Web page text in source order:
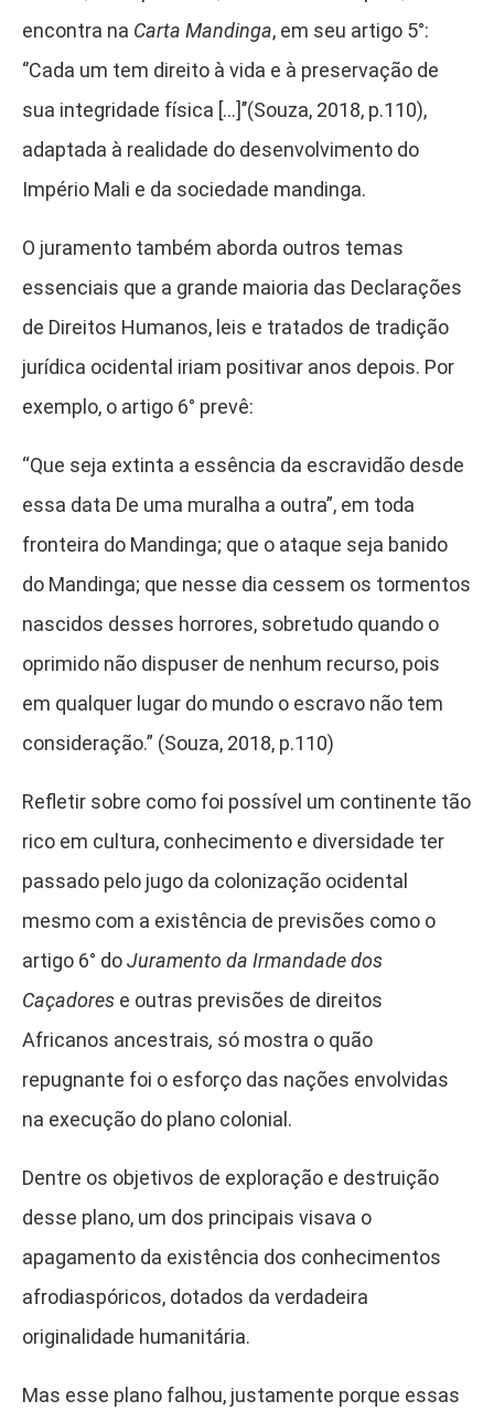
encontra na Carta Mandinga, em seu artigo 5°:
‘’Cada um tem direito à vida e à preservação de
sua integridade física […]’’(Souza, 2018, p.110),
adaptada à realidade do desenvolvimento do
Império Mali e da sociedade mandinga.
O juramento também aborda outros temas
essenciais que a grande maioria das Declarações
de Direitos Humanos, leis e tratados de tradição
jurídica ocidental iriam positivar anos depois. Por
exemplo, o artigo 6° prevê:
“Que seja extinta a essência da escravidão desde
essa data De uma muralha a outra”, em toda
fronteira do Mandinga; que o ataque seja banido
do Mandinga; que nesse dia cessem os tormentos
nascidos desses horrores, sobretudo quando o
oprimido não dispuser de nenhum recurso, pois
em qualquer lugar do mundo o escravo não tem
consideração.” (Souza, 2018, p.110)
Refletir sobre como foi possível um continente tão
rico em cultura, conhecimento e diversidade ter
passado pelo jugo da colonização ocidental
mesmo com a existência de previsões como o
artigo 6° doJuramento da Irmandade dos
Caçadores e outras previsões de direitos
Africanos ancestrais, só mostra o quão
repugnante foi o esforço das nações envolvidas
na execução do plano colonial.
Dentre os objetivos de exploração e destruição
desse plano, um dos principais visava o
apagamento da existência dos conhecimentos
afrodiaspóricos, dotados da verdadeira
originalidade humanitária.
Mas esse plano falhou, justamente porque essas